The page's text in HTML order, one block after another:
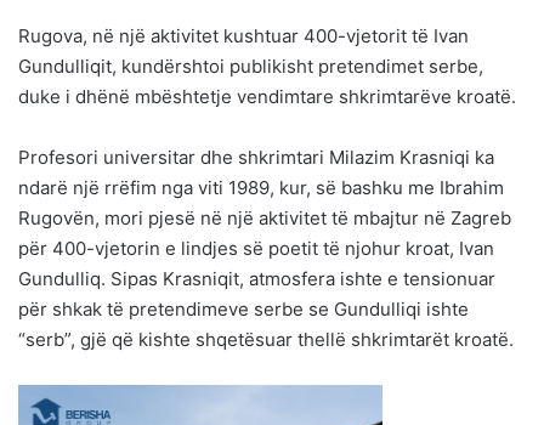
Rugova, në një aktivitet kushtuar 400-vjetorit të Ivan
Gundulliqit, kundërshtoi publikisht pretendimet serbe,
duke i dhënë mbështetje vendimtare shkrimtarëve kroatë.
Profesori universitar dhe shkrimtari Milazim Krasniqi ka
ndarë një rrëfim nga viti 1989, kur, së bashku me Ibrahim
Rugovën, mori pjesë në një aktivitet të mbajtur në Zagreb
për 400-vjetorin e lindjes së poetit të njohur kroat, Ivan
Gundulliq. Sipas Krasniqit, atmosfera ishte e tensionuar
për shkak të pretendimeve serbe se Gundulliqi ishte
“serb”, gjë që kishte shqetësuar thellë shkrimtarët kroatë.